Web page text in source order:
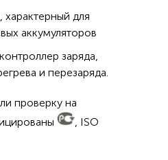
для
аккумуляторов
заряда,
и перезаряда.
проверку на
, ISO